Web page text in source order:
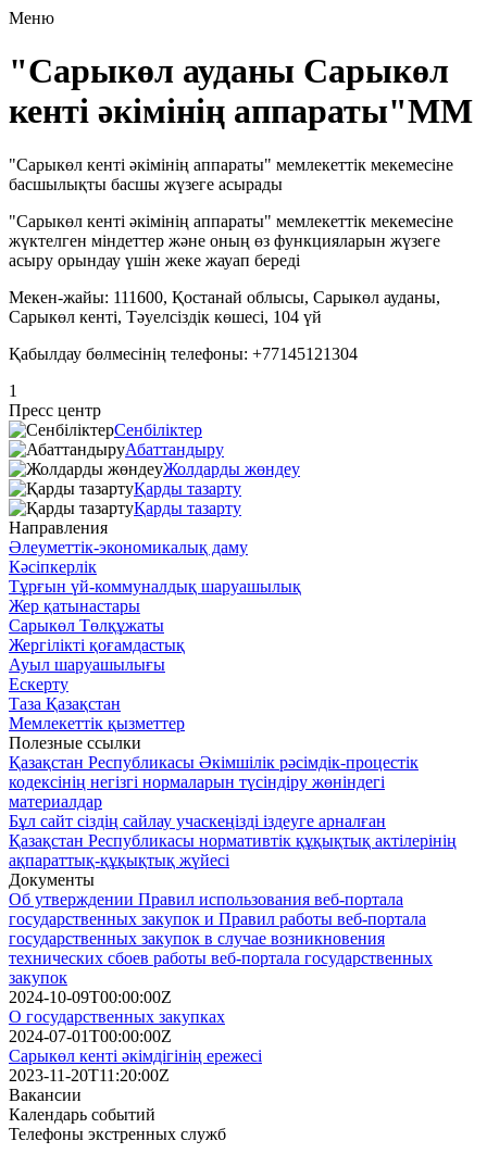
Меню
"Сарыкөл ауданы Сарыкөл
кенті әкімінің аппараты"ММ
"Сарыкөл кенті әкімінің аппараты" мемлекеттік мекемесіне
басшылықты басшы жүзеге асырады
"Сарыкөл кенті әкімінің аппараты" мемлекеттік мекемесіне
жүктелген міндеттер және оның өз функцияларын жүзеге
асыру орындау үшін жеке жауап береді
Мекен-жайы: 111600, Қостанай облысы, Сарыкөл ауданы,
Сарыкөл кенті, Тәуелсіздік көшесі, 104 үй
Қабылдау бөлмесінің телефоны: +77145121304
1
Пресс центр
Сенбіліктер
Абаттандыру
Жолдарды жөндеу
Қарды тазарту
Қарды тазарту
Направления
Әлеуметтік-экономикалық даму
Кәсіпкерлік
Тұрғын үй-коммуналдық шаруашылық
Жер қатынастары
Сарыкөл Төлқұжаты
Жергілікті қоғамдастық
Ауыл шаруашылығы
Ескерту
Таза Қазақстан
Мемлекеттік қызметтер
Полезные ссылки
Қазақстан Республикасы Әкімшілік рәсімдік-процестік
кодексінің негізгі нормаларын түсіндіру жөніндегі
материалдар
Бұл сайт сіздің сайлау учаскеңізді іздеуге арналған
Қазақстан Республикасы нормативтік құқықтық актілерінің
ақпараттық-құқықтық жүйесі
Документы
Об утверждении Правил использования веб-портала
государственных закупок и Правил работы веб-портала
государственных закупок в случае возникновения
технических сбоев работы веб-портала государственных
закупок
2024-10-09T00:00:00Z
О государственных закупках
2024-07-01T00:00:00Z
Сарыкөл кенті әкімдігінің ережесі
2023-11-20T11:20:00Z
Вакансии
Календарь событий
Телефоны экстренных служб